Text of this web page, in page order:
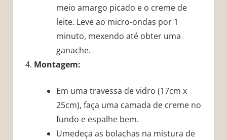
meio amargo picado e o creme de
leite. Leve ao micro-ondas por 1
minuto, mexendo até obter uma
ganache.
Montagem:
Em uma travessa de vidro (17cm x
25cm), faça uma camada de creme no
fundo e espalhe bem.
Umedeça as bolachas na mistura de